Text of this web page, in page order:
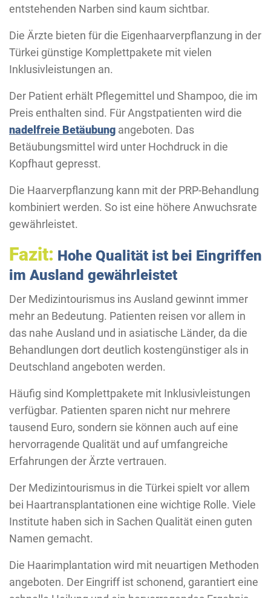
entstehenden Narben sind kaum sichtbar.
Die Ärzte bieten für die Eigenhaarverpflanzung in der
Türkei günstige Komplettpakete mit vielen
Inklusivleistungen an.
Der Patient erhält Pflegemittel und Shampoo, die im
Preis enthalten sind. Für Angstpatienten wird die
nadelfreie Betäubung angeboten. Das
Betäubungsmittel wird unter Hochdruck in die
Kopfhaut gepresst.
Die Haarverpflanzung kann mit der PRP-Behandlung
kombiniert werden. So ist eine höhere Anwuchsrate
gewährleistet.
Fazit: Hohe Qualität ist bei Eingriffen
im Ausland gewährleistet
Der Medizintourismus ins Ausland gewinnt immer
mehr an Bedeutung. Patienten reisen vor allem in
das nahe Ausland und in asiatische Länder, da die
Behandlungen dort deutlich kostengünstiger als in
Deutschland angeboten werden.
Häufig sind Komplettpakete mit Inklusivleistungen
verfügbar. Patienten sparen nicht nur mehrere
tausend Euro, sondern sie können auch auf eine
hervorragende Qualität und auf umfangreiche
Erfahrungen der Ärzte vertrauen.
Der Medizintourismus in die Türkei spielt vor allem
bei Haartransplantationen eine wichtige Rolle. Viele
Institute haben sich in Sachen Qualität einen guten
Namen gemacht.
Die Haarimplantation wird mit neuartigen Methoden
angeboten. Der Eingriff ist schonend, garantiert eine